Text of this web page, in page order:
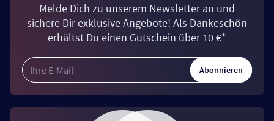
Melde Dich zu unserem Newsletter an und
sichere Dir exklusive Angebote! Als Dankeschön
erhältst Du einen Gutschein über 10 €*
Abonnieren